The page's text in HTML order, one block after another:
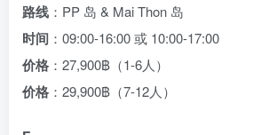
路线 ：PP 岛 & Mai Thon 岛
时间 ：09:00-16:00 或 10:00-17:00
价格 ：27,900฿（1-6人）
价格 ：29,900฿（7-12人）